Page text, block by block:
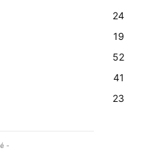
24
19
52
41
23
-